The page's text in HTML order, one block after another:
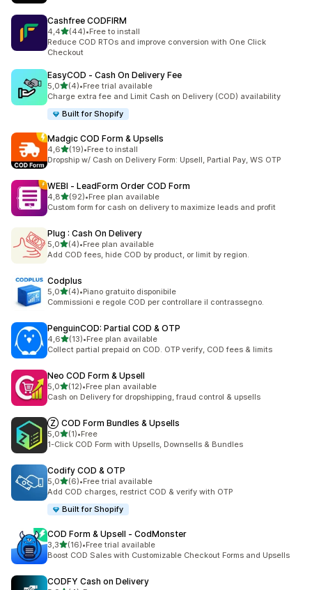
Cashfree CODFIRM
4,4/ 5 tähteä
(44)
44 arvostelua yhteensä
•Free to install
Reduce COD RTOs and improve conversion with One Click
Checkout
EasyCOD ‑ Cash On Delivery Fee
5,0/ 5 tähteä
(4)
4 arvostelua yhteensä
•Free trial available
Charge extra fee and Limit Cash on Delivery (COD) availability
Built for Shopify
Madgic COD Form & Upsells
4,6/ 5 tähteä
(19)
19 arvostelua yhteensä
•Free to install
Dropship w/ Cash on Delivery Form: Upsell, Partial Pay, WS OTP
WEBI ‑ LeadForm Order COD Form
4,8/ 5 tähteä
(92)
92 arvostelua yhteensä
•Free plan available
Custom form for cash on delivery to maximize leads and profit
Plug : Cash On Delivery
5,0/ 5 tähteä
(4)
4 arvostelua yhteensä
•Free plan available
Add COD fees, hide COD by product, or limit by region.
Codplus
5,0/ 5 tähteä
(4)
4 arvostelua yhteensä
•Piano gratuito disponibile
Commissioni e regole COD per controllare il contrassegno.
PenguinCOD: Partial COD & OTP
4,6/ 5 tähteä
(13)
13 arvostelua yhteensä
•Free plan available
Collect partial prepaid on COD. OTP verify, COD fees & limits
Neo COD Form & Upsell
5,0/ 5 tähteä
(12)
12 arvostelua yhteensä
•Free plan available
Cash on Delivery for dropshipping, fraud control & upsells
Ⓩ COD Form Bundles & Upsells
5,0/ 5 tähteä
(1)
1 arvostelua yhteensä
•Free
1-Click COD Form with Upsells, Downsells & Bundles
Codify COD & OTP
5,0/ 5 tähteä
(6)
6 arvostelua yhteensä
•Free trial available
Add COD charges, restrict COD & verify with OTP
Built for Shopify
COD Form & Upsell ‑ CodMonster
3,3/ 5 tähteä
(16)
16 arvostelua yhteensä
•Free trial available
Boost COD Sales with Customizable Checkout Forms and Upsells
CODFY Cash on Delivery